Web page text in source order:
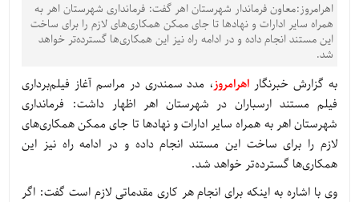
اهرامروز:معاون فرماندار شهرستان اهر گفت: فرمانداری شهرستان اهر به
همراه سایر ادارات و نهادها تا جای ممکن همکاری‌های لازم را برای ساخت
این مستند انجام داده و در ادامه راه نیز این همکاری‌ها گسترده‌تر خواهد
شد.
به گزارش خبرنگار اهرامروز، مدد سمندری در مراسم آغاز فیلم‌برداری
فیلم مستند ارسباران در شهرستان اهر اظهار داشت: فرمانداری
شهرستان اهر به همراه سایر ادارات و نهادها تا جای ممکن همکاری‌های
لازم را برای ساخت این مستند انجام داده و در ادامه راه نیز این
همکاری‌ها گسترده‌تر خواهد شد.
وی با اشاره به اینکه برای انجام هر کاری مقدماتی لازم است گفت: اگر